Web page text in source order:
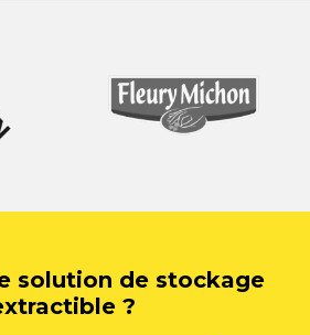
solution de stockage
?